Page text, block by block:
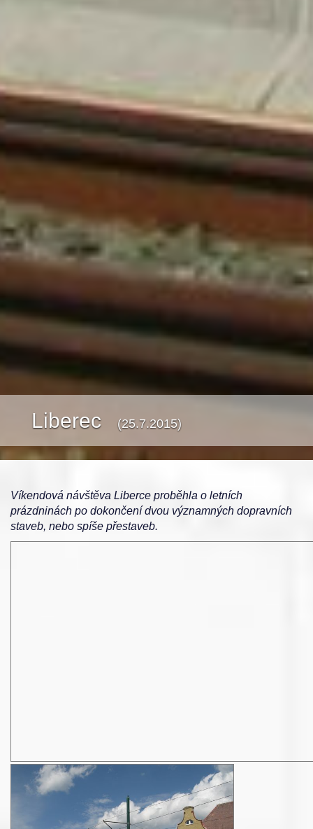
Liberec (25.7.2015)
Víkendová návštěva Liberce proběhla o letních
prázdninách po dokončení dvou významných dopravních
staveb, nebo spíše přestaveb.